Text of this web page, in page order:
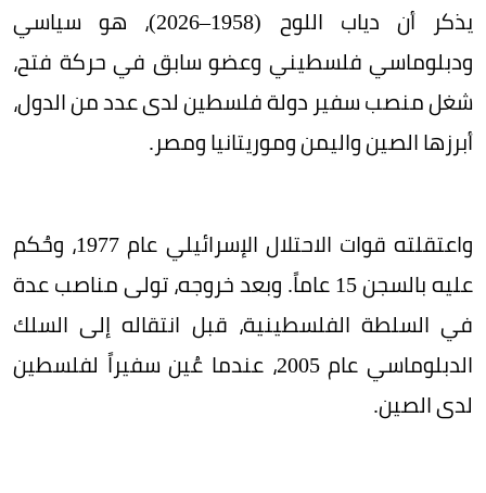
يذكر أن دياب اللوح (1958–2026)، هو سياسي
ودبلوماسي فلسطيني وعضو سابق في حركة فتح،
شغل منصب سفير دولة فلسطين لدى عدد من الدول،
أبرزها الصين واليمن وموريتانيا ومصر.
واعتقلته قوات الاحتلال الإسرائيلي عام 1977، وحُكم
عليه بالسجن 15 عاماً. وبعد خروجه، تولى مناصب عدة
في السلطة الفلسطينية، قبل انتقاله إلى السلك
الدبلوماسي عام 2005، عندما عُين سفيراً لفلسطين
لدى الصين.